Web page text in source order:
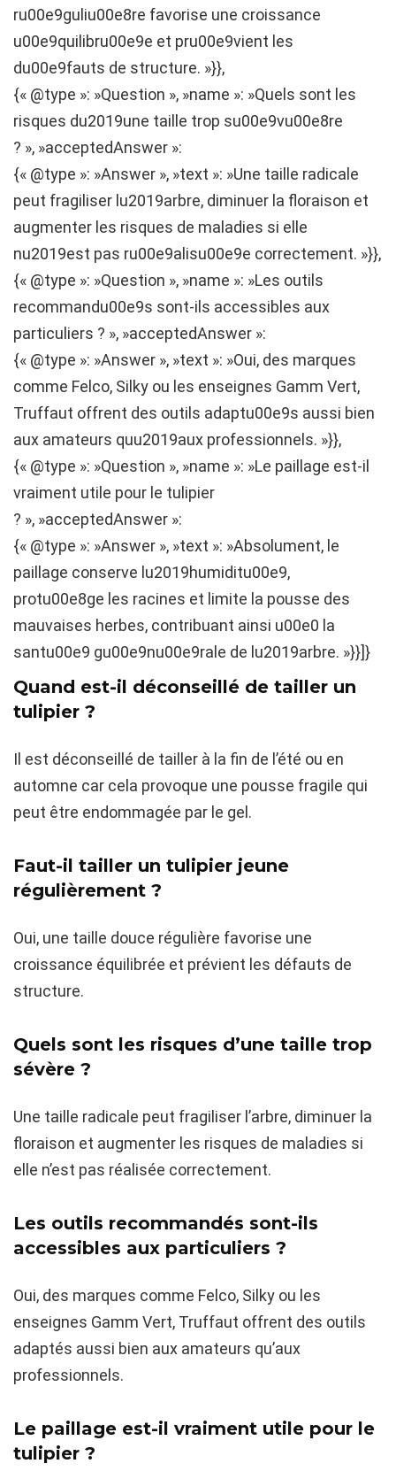
ru00e9guliu00e8re favorise une croissance
u00e9quilibru00e9e et pru00e9vient les
du00e9fauts de structure. »}},
{« @type »: »Question », »name »: »Quels sont les
risques du2019une taille trop su00e9vu00e8re
? », »acceptedAnswer »:
{« @type »: »Answer », »text »: »Une taille radicale
peut fragiliser lu2019arbre, diminuer la floraison et
augmenter les risques de maladies si elle
nu2019est pas ru00e9alisu00e9e correctement. »}},
{« @type »: »Question », »name »: »Les outils
recommandu00e9s sont-ils accessibles aux
particuliers ? », »acceptedAnswer »:
{« @type »: »Answer », »text »: »Oui, des marques
comme Felco, Silky ou les enseignes Gamm Vert,
Truffaut offrent des outils adaptu00e9s aussi bien
aux amateurs quu2019aux professionnels. »}},
{« @type »: »Question », »name »: »Le paillage est-il
vraiment utile pour le tulipier
? », »acceptedAnswer »:
{« @type »: »Answer », »text »: »Absolument, le
paillage conserve lu2019humiditu00e9,
protu00e8ge les racines et limite la pousse des
mauvaises herbes, contribuant ainsi u00e0 la
santu00e9 gu00e9nu00e9rale de lu2019arbre. »}}]}
Quand est-il déconseillé de tailler un
tulipier ?
Il est déconseillé de tailler à la fin de l’été ou en
automne car cela provoque une pousse fragile qui
peut être endommagée par le gel.
Faut-il tailler un tulipier jeune
régulièrement ?
Oui, une taille douce régulière favorise une
croissance équilibrée et prévient les défauts de
structure.
Quels sont les risques d’une taille trop
sévère ?
Une taille radicale peut fragiliser l’arbre, diminuer la
floraison et augmenter les risques de maladies si
elle n’est pas réalisée correctement.
Les outils recommandés sont-ils
accessibles aux particuliers ?
Oui, des marques comme Felco, Silky ou les
enseignes Gamm Vert, Truffaut offrent des outils
adaptés aussi bien aux amateurs qu’aux
professionnels.
Le paillage est-il vraiment utile pour le
tulipier ?